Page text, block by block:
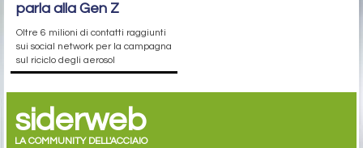
parla alla Gen Z
Oltre 6 milioni di contatti raggiunti
sui social network per la campagna
sul riciclo degli aerosol
siderweb
LA COMMUNITY DELL'ACCIAIO